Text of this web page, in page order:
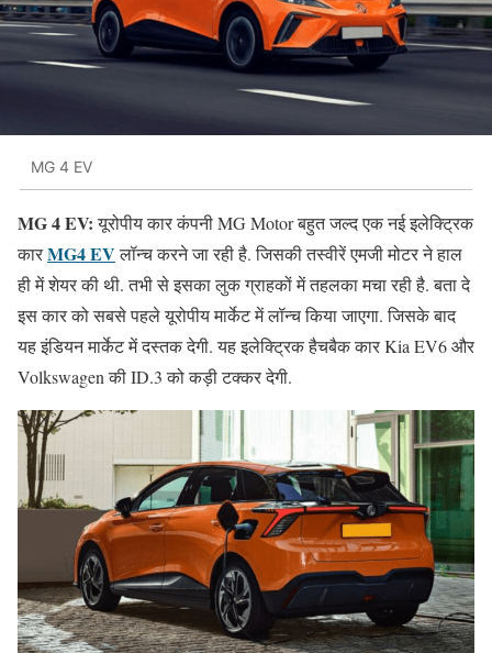
MG 4 EV
MG 4 EV:यूरोपीय कार कंपनी MG Motor बहुत जल्द एक नई इलेक्ट्रिक
कारMG4 EVलॉन्च करने जा रही है. जिसकी तस्वीरें एमजी मोटर ने हाल
ही में शेयर की थी. तभी से इसका लुक ग्राहकों में तहलका मचा रही है. बता दे
इस कार को सबसे पहले यूरोपीय मार्केट में लॉन्च किया जाएगा. जिसके बाद
यह इंडियन मार्केट में दस्तक देगी. यह इलेक्ट्रिक हैचबैक कार Kia EV6 और
Volkswagen की ID.3 को कड़ी टक्कर देगी.